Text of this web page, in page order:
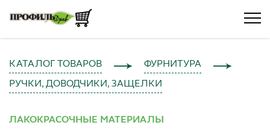
КАТАЛОГ ТОВАРОВ ФУРНИТУРА
РУЧКИ, ДОВОДЧИКИ, ЗАЩЕЛКИ
ЛАКОКРАСОЧНЫЕ МАТЕРИАЛЫ